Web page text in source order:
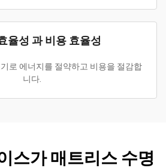
율성 과 비용 효율성
로 에너지를 절약하고 비용을 절감합
니다.
스가 매트리스 수명